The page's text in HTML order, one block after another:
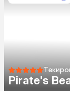
Pirate's